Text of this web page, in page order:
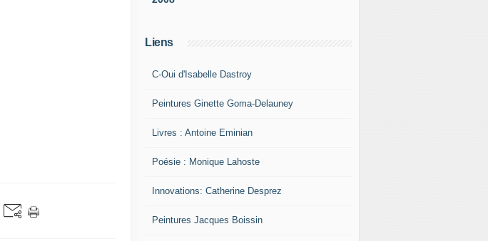
Liens
C-Oui d'Isabelle Dastroy
Peintures Ginette Goma-Delauney
Livres : Antoine Eminian
Poésie : Monique Lahoste
Innovations: Catherine Desprez
Peintures Jacques Boissin